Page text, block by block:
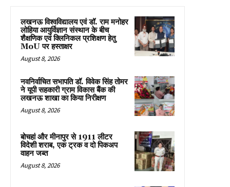
लखनऊ विश्वविद्यालय एवं डॉ. राम मनोहर
लोहिया आयुर्विज्ञान संस्थान के बीच
शैक्षणिक एवं क्लिनिकल प्रशिक्षण हेतु
MoU पर हस्ताक्षर
August 8, 2026
नवनिर्वाचित सभापति डॉ. विवेक सिंह तोमर
ने यूपी सहकारी ग्राम विकास बैंक की
लखनऊ शाखा का किया निरीक्षण
August 8, 2026
बोचहां और मीनापुर से 1911 लीटर
विदेशी शराब, एक ट्रक व दो पिकअप
वाहन जब्त
August 8, 2026